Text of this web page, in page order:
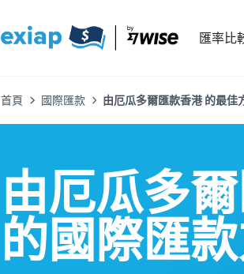
匯率比
首頁 國際匯款 由厄瓜多爾匯款香港 的最佳
由厄瓜多
的國際匯